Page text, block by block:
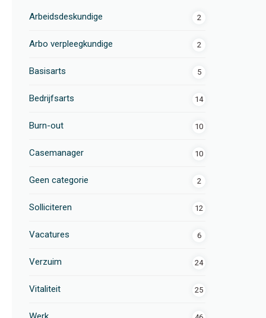
Arbeidsdeskundige 2
Arbo verpleegkundige 2
Basisarts 5
Bedrijfsarts 14
Burn-out 10
Casemanager 10
Geen categorie 2
Solliciteren 12
Vacatures 6
Verzuim 24
Vitaliteit 25